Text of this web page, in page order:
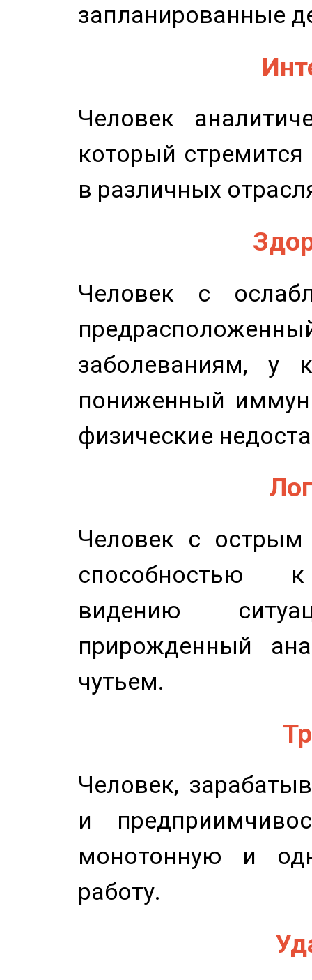
запланированные
Человек
который
в различных
Человек с
заболеваниям, у
пониженный
физические
Человек с
способностью к
видению
прирожденный
чутьем.
Человек,
и
монотонную и
работу.